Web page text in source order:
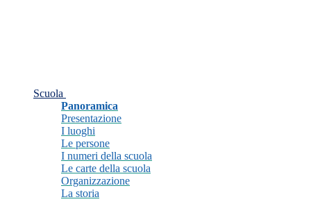
Scuola
Panoramica
Presentazione
I luoghi
Le persone
I numeri della scuola
Le carte della scuola
Organizzazione
La storia